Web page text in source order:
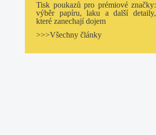
Tisk poukazů pro prémiové značky:
výběr papíru, laku a další detaily,
které zanechají dojem
>>>Všechny články